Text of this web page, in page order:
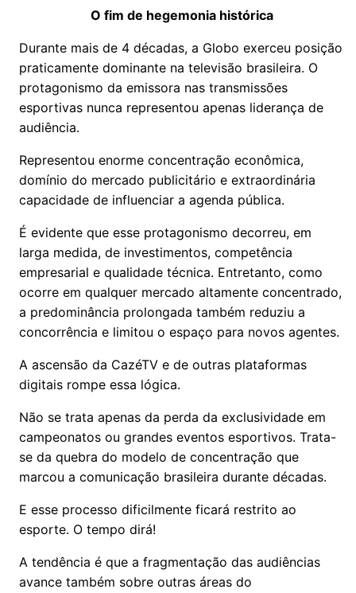
O fim de hegemonia histórica
Durante mais de 4 décadas, a Globo exerceu posição
praticamente dominante na televisão brasileira. O
protagonismo da emissora nas transmissões
esportivas nunca representou apenas liderança de
audiência.
Representou enorme concentração econômica,
domínio do mercado publicitário e extraordinária
capacidade de influenciar a agenda pública.
É evidente que esse protagonismo decorreu, em
larga medida, de investimentos, competência
empresarial e qualidade técnica. Entretanto, como
ocorre em qualquer mercado altamente concentrado,
a predominância prolongada também reduziu a
concorrência e limitou o espaço para novos agentes.
A ascensão da CazéTV e de outras plataformas
digitais rompe essa lógica.
Não se trata apenas da perda da exclusividade em
campeonatos ou grandes eventos esportivos. Trata-
se da quebra do modelo de concentração que
marcou a comunicação brasileira durante décadas.
E esse processo dificilmente ficará restrito ao
esporte. O tempo dirá!
A tendência é que a fragmentação das audiências
avance também sobre outras áreas do